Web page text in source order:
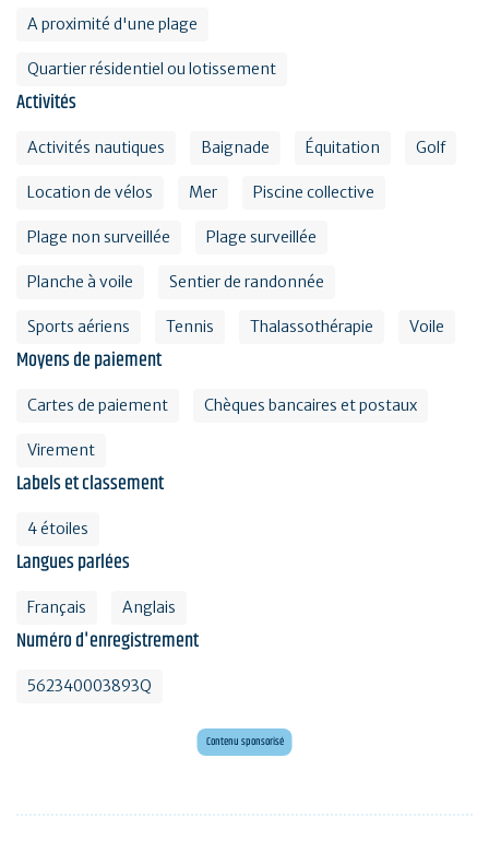
A proximité d'une plage
Quartier résidentiel ou lotissement
Activités
Activités nautiques Baignade Équitation Golf
Location de vélos Mer Piscine collective
Plage non surveillée Plage surveillée
Planche à voile Sentier de randonnée
Sports aériens Tennis Thalassothérapie Voile
Moyens de paiement
Cartes de paiement Chèques bancaires et postaux
Virement
Labels et classement
4 étoiles
Langues parlées
Français Anglais
Numéro d'enregistrement
562340003893Q
Contenu sponsorisé
Maxi mini golf 26 trous à deux pas de l'océan